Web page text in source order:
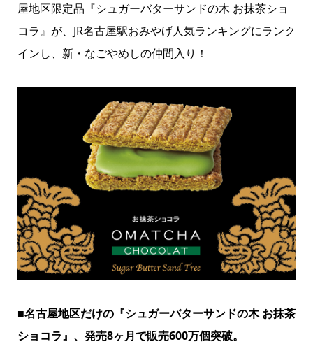
屋地区限定品『シュガーバターサンドの木 お抹茶ショ
コラ』が、JR名古屋駅おみやげ人気ランキングにランク
インし、新・なごやめしの仲間入り！
■名古屋地区だけの『シュガーバターサンドの木 お抹茶
ショコラ』、発売8ヶ月で販売600万個突破。